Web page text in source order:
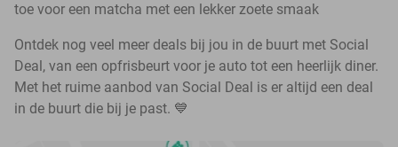
toe voor een matcha met een lekker zoete smaak
Ontdek nog veel meer deals bij jou in de buurt met Social
Deal, van een opfrisbeurt voor je auto tot een heerlijk diner.
Met het ruime aanbod van Social Deal is er altijd een deal
in de buurt die bij je past. 💙